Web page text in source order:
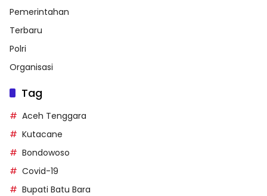
Pemerintahan
Terbaru
Polri
Organisasi
Tag
Aceh Tenggara
Kutacane
Bondowoso
Covid-19
Bupati Batu Bara